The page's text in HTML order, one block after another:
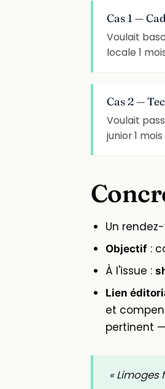
Cas 1 —
Voulait
locale 1
Cas 2 —
Voulait
junior 1
Un
Objectif :
À l'issue :
Lien
et
pertinent
«